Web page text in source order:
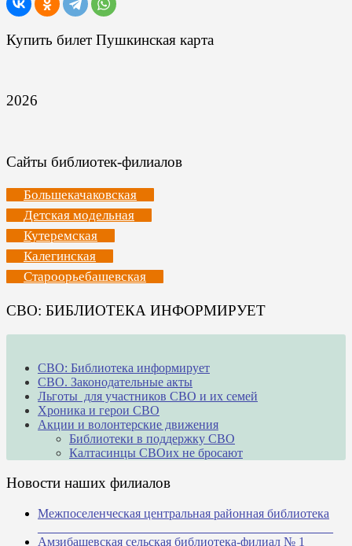
Купить билет Пушкинская карта
2026
Сайты библиотек-филиалов
Большекачаковская
Детская модельная
Кутеремская
Калегинская
Староорьебашевская
СВО: БИБЛИОТЕКА ИНФОРМИРУЕТ
СВО: Библиотека информирует
СВО. Законодательные акты
Льготы для участников СВО и их семей
Хроника и герои СВО
Акции и волонтерские движения
Библиотеки в поддержку СВО
Калтасинцы СВОих не бросают
Новости наших филиалов
Межпоселенческая центральная районная библиотека
Амзибашевская сельская библиотека-филиал № 1